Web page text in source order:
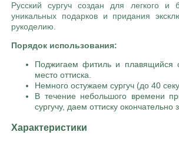
Русский сургуч создан для легкого и
уникальных подарков и придания
рукоделию.
Порядок использования:
Поджигаем фитиль и плавящийся
место оттиска.
Немного остужаем сургуч (до 40
В течение небольшого времени
сургучу, даем оттиску окончательно
Характеристики